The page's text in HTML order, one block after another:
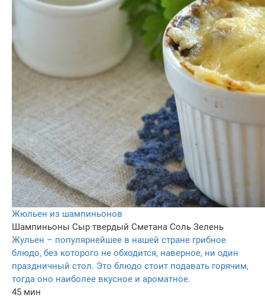
Жюльен из шампиньонов
Шампиньоны Сыр твердый Сметана Соль Зелень
Жульен – популярнейшее в нашей стране грибное
блюдо, без которого не обходится, наверное, ни один
праздничный стол. Это блюдо стоит подавать горячим,
тогда оно наиболее вкусное и ароматное.
45 мин